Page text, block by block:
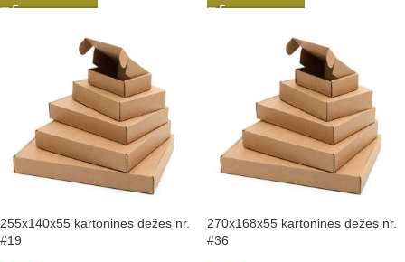
255x140x55 kartoninės dėžės nr.
#19
270x168x55 kartoninės dėžės nr.
#36